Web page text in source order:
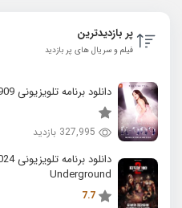
پر بازدیدترین
فیلم و سریال های پر بازدید
دانلود برنامه تلویزیونی K 909 2022 Music Universe K 909
327,995 بازدید
Underground
7.7